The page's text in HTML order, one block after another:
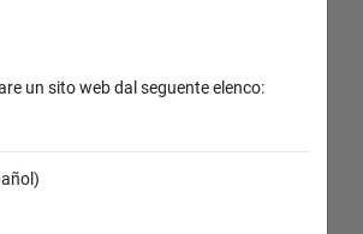
un sito web dal seguente elenco: